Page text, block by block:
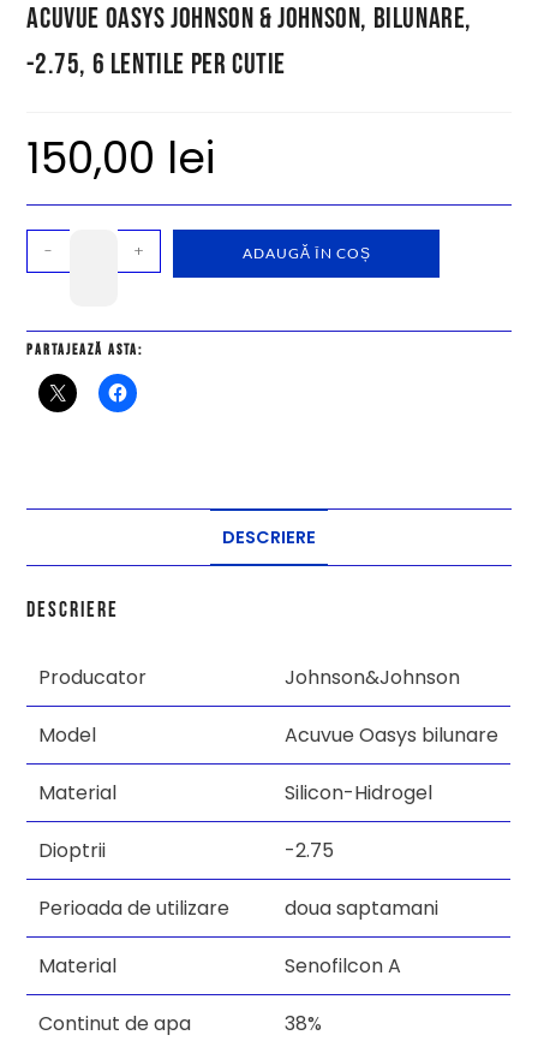
Acuvue Oasys Johnson & Johnson, bilunare,
-2.75, 6 lentile per cutie
150,00 lei
- + ADAUGĂ ÎN COȘ
Partajează asta:
DESCRIERE
Descriere
Producator Johnson&Johnson
Model Acuvue Oasys bilunare
Material Silicon-Hidrogel
Dioptrii -2.75
Perioada de utilizare doua saptamani
Material Senofilcon A
Continut de apa 38%